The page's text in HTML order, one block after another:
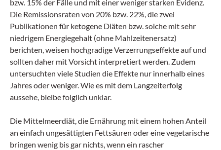
bzw. 15% der Fälle und mit einer weniger starken Evidenz.
Die Remissionsraten von 20% bzw. 22%, die zwei
Publikationen für ketogene Diäten bzw. solche mit sehr
niedrigem Energiegehalt (ohne Mahlzeitenersatz)
berichten, weisen hochgradige Verzerrungseffekte auf und
sollten daher mit Vorsicht interpretiert werden. Zudem
untersuchten viele Studien die Effekte nur innerhalb eines
Jahres oder weniger. Wie es mit dem Langzeiterfolg
aussehe, bleibe folglich unklar.
Die Mittelmeerdiät, die Ernährung mit einem hohen Anteil
an einfach ungesättigten Fettsäuren oder eine vegetarische
bringen wenig bis gar nichts, wenn ein rascher